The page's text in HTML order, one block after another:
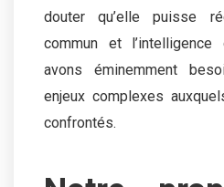
douter qu’elle puisse
commun et
avons éminemment
enjeux complexes
confrontés.